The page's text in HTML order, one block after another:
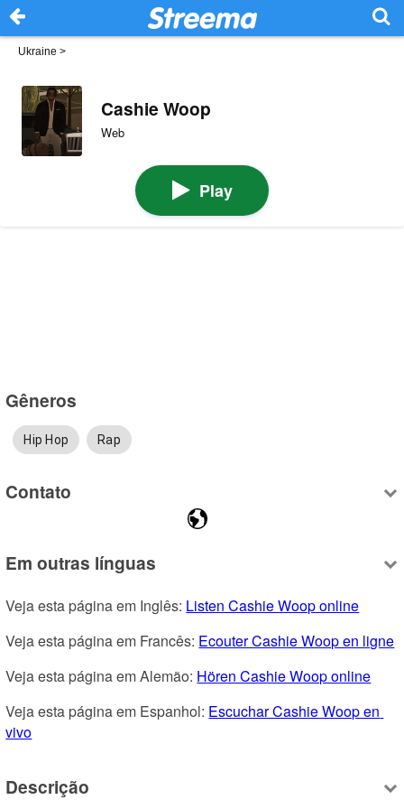
Ukraine >
Cashie Woop
Web
Play
Gêneros
Hip Hop Rap
Contato
Em outras línguas
Veja esta página em Inglês: Listen Cashie Woop online
Veja esta página em Francês: Ecouter Cashie Woop en ligne
Veja esta página em Alemão: Hören Cashie Woop online
Veja esta página em Espanhol: Escuchar Cashie Woop en
vivo
Descrição